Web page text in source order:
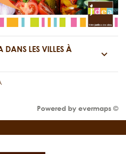
DANS LES VILLES À
Powered by evermaps ©